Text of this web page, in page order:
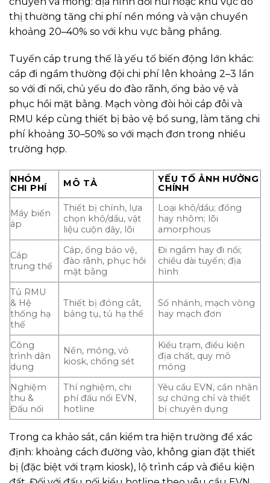
thị thường tăng chi phí nền móng và vận chuyển
khoảng 20–40% so với khu vực bằng phẳng.
Tuyến cáp trung thế là yếu tố biến động lớn khác:
cáp đi ngầm thường đội chi phí lên khoảng 2–3 lần
so với đi nổi, chủ yếu do đào rãnh, ống bảo vệ và
phục hồi mặt bằng. Mạch vòng đòi hỏi cáp đôi và
RMU kép cùng thiết bị bảo vệ bổ sung, làm tăng chi
phí khoảng 30–50% so với mạch đơn trong nhiều
trường hợp.
NHÓM
CHI PHÍ
MÔ TẢ
YẾU TỐ ẢNH HƯỞNG
CHÍNH
Máy biến
áp
Thiết bị chính, lựa
chọn khô/dầu, vật
liệu cuộn dây, lõi
Loại khô/dầu; đồng
hay nhôm; lõi
amorphous
Cáp
trung thế
Cáp, ống bảo vệ,
đào rãnh, phục hồi
mặt bằng
Đi ngầm hay đi nổi;
chiều dài tuyến; địa
hình
Tủ RMU
& Hệ
thống hạ
thế
Thiết bị đóng cắt,
bảng tụ, tủ hạ thế
Số nhánh, mạch vòng
hay mạch đơn
Công
trình dân
dụng
Nền, móng, vỏ
kiosk, chống sét
Kiểu trạm, điều kiện
địa chất, quy mô
móng
Nghiệm
thu &
Đấu nối
Thí nghiệm, chi
phí đấu nối EVN,
hotline
Yêu cầu EVN, cần nhân
sự chứng chỉ và thiết
bị chuyên dụng
Trong ca khảo sát, cần kiểm tra hiện trường để xác
định: khoảng cách đường vào, không gian đặt thiết
bị (đặc biệt với trạm kiosk), lộ trình cáp và điều kiện